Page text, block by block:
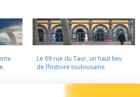
Le 69 rue du Taur, un haut lieu
de l’histoire toulousaine